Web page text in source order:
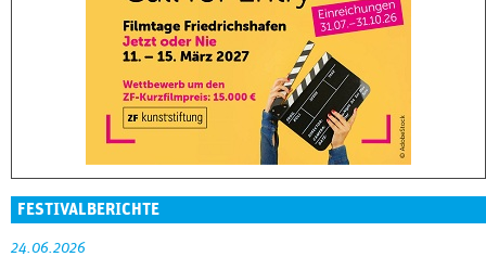
FESTIVALBERICHTE
24.06.2026